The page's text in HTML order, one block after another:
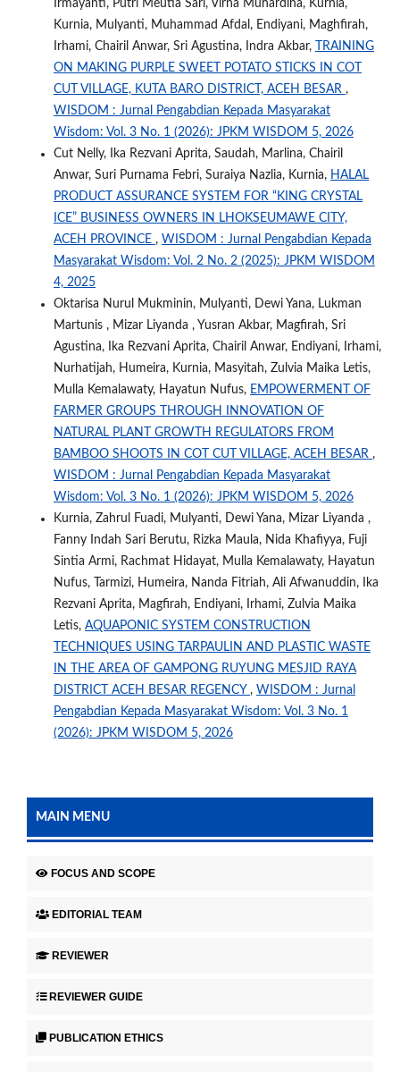
Irmayanti, Putri Meutia Sari, Virna Muhardina, Kurnia,
Kurnia, Mulyanti, Muhammad Afdal, Endiyani, Maghfirah,
Irhami, Chairil Anwar, Sri Agustina, Indra Akbar,
TRAINING
ON MAKING PURPLE SWEET POTATO STICKS IN COT
CUT VILLAGE, KUTA BARO DISTRICT, ACEH BESAR ,
WISDOM : Jurnal Pengabdian Kepada Masyarakat
Wisdom: Vol. 3 No. 1 (2026): JPKM WISDOM 5, 2026
Cut Nelly, Ika Rezvani Aprita, Saudah, Marlina, Chairil
Anwar, Suri Purnama Febri, Suraiya Nazlia, Kurnia, HALAL
PRODUCT ASSURANCE SYSTEM FOR “KING CRYSTAL
ICE” BUSINESS OWNERS IN LHOKSEUMAWE CITY,
ACEH PROVINCE , WISDOM : Jurnal Pengabdian Kepada
Masyarakat Wisdom: Vol. 2 No. 2 (2025): JPKM WISDOM
4, 2025
Oktarisa Nurul Mukminin, Mulyanti, Dewi Yana, Lukman
Martunis , Mizar Liyanda , Yusran Akbar, Magfirah, Sri
Agustina, Ika Rezvani Aprita, Chairil Anwar, Endiyani, Irhami,
Nurhatijah, Humeira, Kurnia, Masyitah, Zulvia Maika Letis,
Mulla Kemalawaty, Hayatun Nufus, EMPOWERMENT OF
FARMER GROUPS THROUGH INNOVATION OF
NATURAL PLANT GROWTH REGULATORS FROM
BAMBOO SHOOTS IN COT CUT VILLAGE, ACEH BESAR ,
WISDOM : Jurnal Pengabdian Kepada Masyarakat
Wisdom: Vol. 3 No. 1 (2026): JPKM WISDOM 5, 2026
Kurnia, Zahrul Fuadi, Mulyanti, Dewi Yana, Mizar Liyanda ,
Fanny Indah Sari Berutu, Rizka Maula, Nida Khafiyya, Fuji
Sintia Armi, Rachmat Hidayat, Mulla Kemalawaty, Hayatun
Nufus, Tarmizi, Humeira, Nanda Fitriah, Ali Afwanuddin, Ika
Rezvani Aprita, Magfirah, Endiyani, Irhami, Zulvia Maika
Letis, AQUAPONIC SYSTEM CONSTRUCTION
TECHNIQUES USING TARPAULIN AND PLASTIC WASTE
IN THE AREA OF GAMPONG RUYUNG MESJID RAYA
DISTRICT ACEH BESAR REGENCY , WISDOM : Jurnal
Pengabdian Kepada Masyarakat Wisdom: Vol. 3 No. 1
(2026): JPKM WISDOM 5, 2026
MAIN MENU
FOCUS AND SCOPE
EDITORIAL TEAM
REVIEWER
REVIEWER GUIDE
PUBLICATION ETHICS